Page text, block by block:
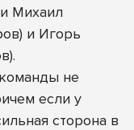
Михаил
и Игорь
не
если у
сторона в